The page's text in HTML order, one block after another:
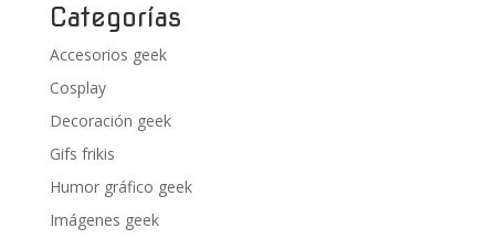
Categorías
Accesorios geek
Cosplay
Decoración geek
Gifs frikis
Humor gráfico geek
Imágenes geek